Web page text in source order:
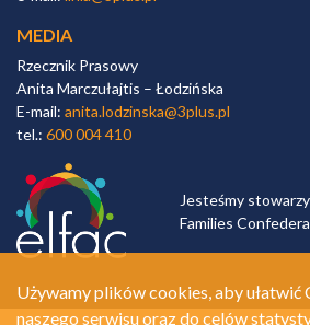
MEDIA
Rzecznik Prasowy
Anita Marczułajtis – Łodzińska
E-mail: anita.lodzinska@3plus.pl
tel.: 600 004 410
Jesteśmy
Families
Używamy plików cookies, aby ułatwić
naszego serwisu oraz do celów